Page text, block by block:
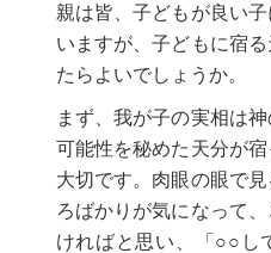
親は皆、子どもが良い
いますが、子どもに宿
たらよいでしょうか。
まず、我が子の実相は
可能性を秘めた天分が
大切です。肉眼の眼で
ろばかりが気になって
ければと思い、「○○し